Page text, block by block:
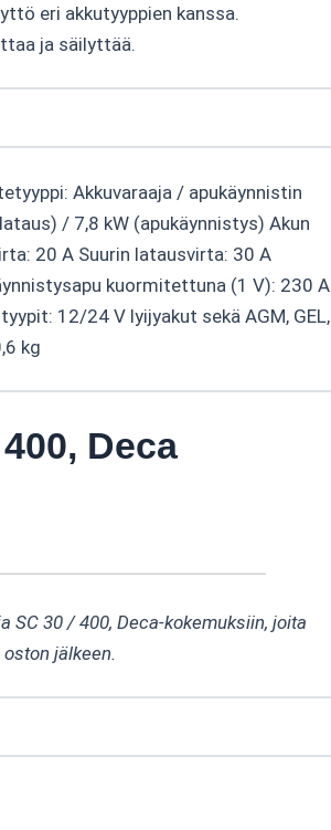
eri akkutyyppien kanssa.
ja säilyttää.
Akkuvaraaja / apukäynnistin
/ 7,8 kW (apukäynnistys) Akun
20 A Suurin latausvirta: 30 A
kuormitettuna (1 V): 230 A
12/24 V lyijyakut sekä AGM, GEL,
kg
Deca
SC 30 / 400, Deca-kokemuksiin, joita
jälkeen.